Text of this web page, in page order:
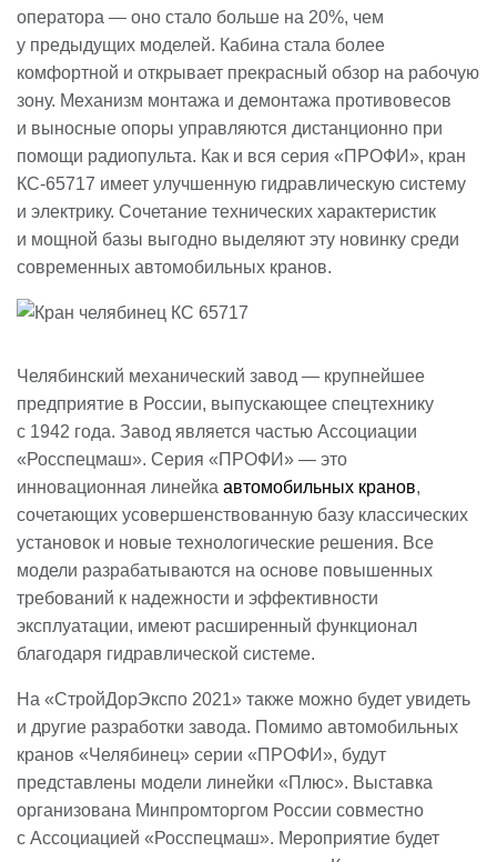
оператора — оно стало больше на 20%, чем
у предыдущих моделей. Кабина стала более
комфортной и открывает прекрасный обзор на рабочую
зону. Механизм монтажа и демонтажа противовесов
и выносные опоры управляются дистанционно при
помощи радиопульта. Как и вся серия «ПРОФИ», кран
КС-65717 имеет улучшенную гидравлическую систему
и электрику. Сочетание технических характеристик
и мощной базы выгодно выделяют эту новинку среди
современных автомобильных кранов.
Челябинский механический завод — крупнейшее
предприятие в России, выпускающее спецтехнику
с 1942 года. Завод является частью Ассоциации
«Росспецмаш». Серия «ПРОФИ» — это
инновационная линейка автомобильных кранов,
сочетающих усовершенствованную базу классических
установок и новые технологические решения. Все
модели разрабатываются на основе повышенных
требований к надежности и эффективности
эксплуатации, имеют расширенный функционал
благодаря гидравлической системе.
На «СтройДорЭкспо 2021» также можно будет увидеть
и другие разработки завода. Помимо автомобильных
кранов «Челябинец» серии «ПРОФИ», будут
представлены модели линейки «Плюс». Выставка
организована Минпромторгом России совместно
с Ассоциацией «Росспецмаш». Мероприятие будет